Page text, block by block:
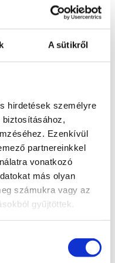
A sütikről
hirdetések személyre
Ezenkívül
partnereinkkel
vonatkozó
más olyan
számukra vagy az
gyűjtöttek.
55,2 m2
52,47 m2